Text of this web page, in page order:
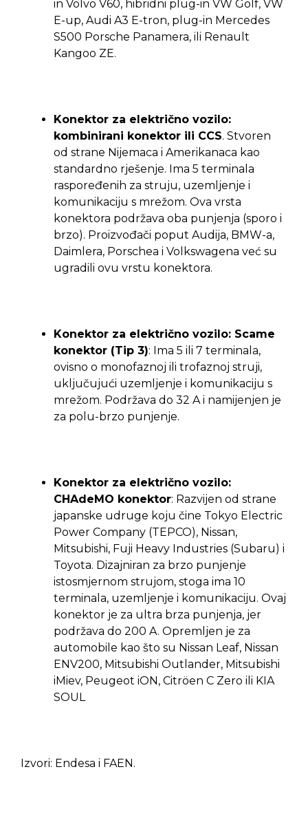
in Volvo V60, hibridni plug-in VW Golf, VW
E-up, Audi A3 E-tron, plug-in Mercedes
S500 Porsche Panamera, ili Renault
Kangoo ZE.
Konektor za električno vozilo:
kombinirani konektor ili CCS. Stvoren
od strane Nijemaca i Amerikanaca kao
standardno rješenje. Ima 5 terminala
raspoređenih za struju, uzemljenje i
komunikaciju s mrežom. Ova vrsta
konektora podržava oba punjenja (sporo i
brzo). Proizvođači poput Audija, BMW-a,
Daimlera, Porschea i Volkswagena već su
ugradili ovu vrstu konektora.
Konektor za električno vozilo: Scame
konektor (Tip 3): Ima 5 ili 7 terminala,
ovisno o monofaznoj ili trofaznoj struji,
uključujući uzemljenje i komunikaciju s
mrežom. Podržava do 32 A i namijenjen je
za polu-brzo punjenje.
Konektor za električno vozilo:
CHAdeMO konektor: Razvijen od strane
japanske udruge koju čine Tokyo Electric
Power Company (TEPCO), Nissan,
Mitsubishi, Fuji Heavy Industries (Subaru) i
Toyota. Dizajniran za brzo punjenje
istosmjernom strujom, stoga ima 10
terminala, uzemljenje i komunikaciju. Ovaj
konektor je za ultra brza punjenja, jer
podržava do 200 A. Opremljen je za
automobile kao što su Nissan Leaf, Nissan
ENV200, Mitsubishi Outlander, Mitsubishi
iMiev, Peugeot iON, Citröen C Zero ili KIA
SOUL
Izvori: Endesa i FAEN.